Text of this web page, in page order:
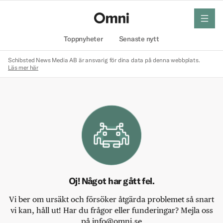
Toppnyheter Senaste nytt
meny
Schibsted News Media AB är ansvarig för dina data på denna webbplats.
Läs mer här
Oj! Något har gått fel.
Vi ber om ursäkt och försöker åtgärda problemet så snart
vi kan, håll ut! Har du frågor eller funderingar? Mejla oss